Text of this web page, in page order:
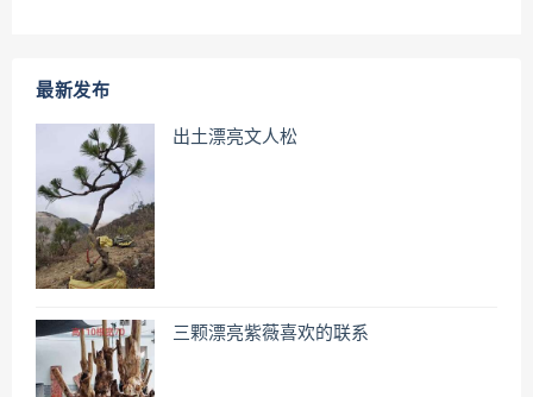
最新发布
出土漂亮文人松
三颗漂亮紫薇喜欢的联系